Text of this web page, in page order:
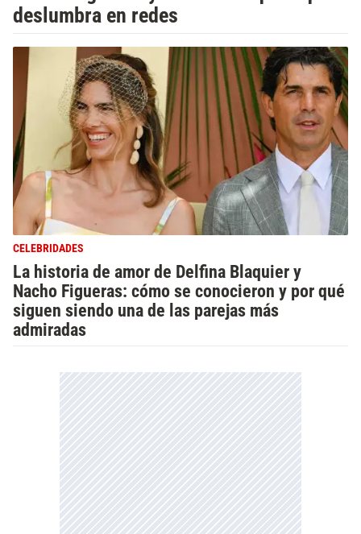
deslumbra en redes
CELEBRIDADES
La historia de amor de Delfina Blaquier y
Nacho Figueras: cómo se conocieron y por qué
siguen siendo una de las parejas más
admiradas